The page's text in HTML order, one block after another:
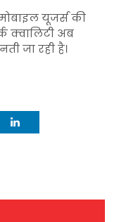
यूजर्स की
क्वालिटी अब
जा रही है।